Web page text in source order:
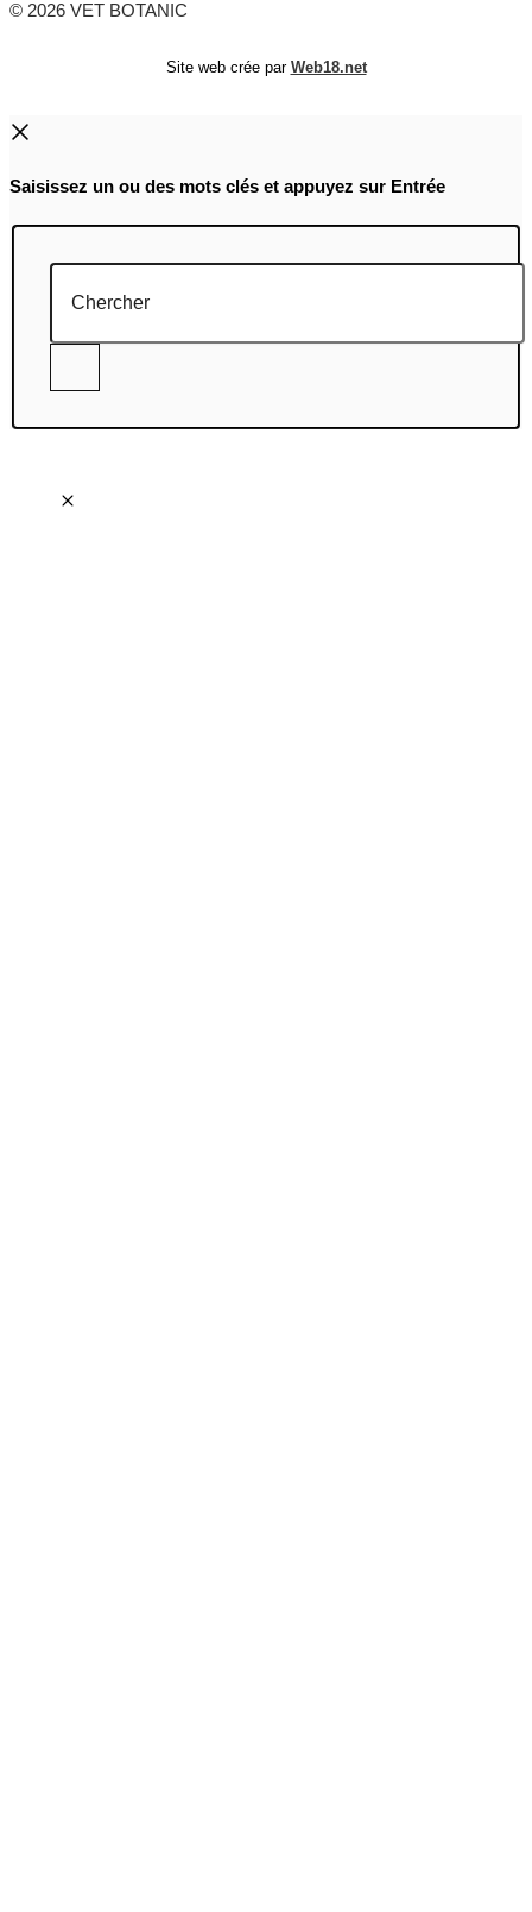
© 2026 VET BOTANIC
Site web crée par Web18.net
Saisissez un ou des mots clés et appuyez sur Entrée
Chercher